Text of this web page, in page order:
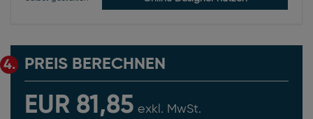
4. PREIS BERECHNEN
EUR 81,85 exkl. MwSt.